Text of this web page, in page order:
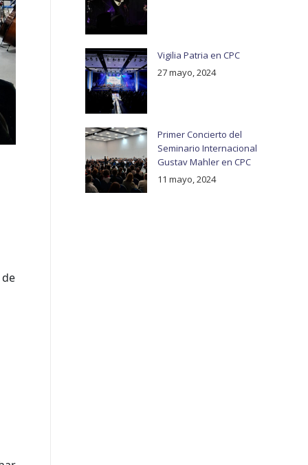
Vigilia Patria en CPC
27 mayo, 2024
Primer Concierto del
Seminario Internacional
Gustav Mahler en CPC
11 mayo, 2024